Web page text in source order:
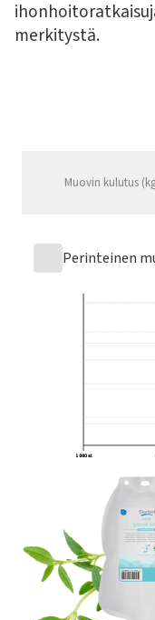
merkitystä.
Muovin kulutus
Perinteinen